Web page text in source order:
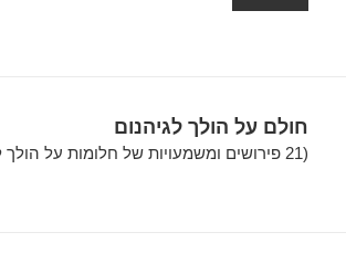
חולם על הולך לגיהנום
(21 פירושים ומשמעויות של חלומות על הולך לגיהנום)